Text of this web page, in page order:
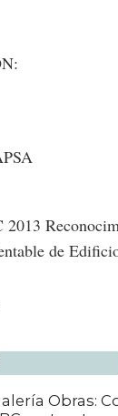
de
Obras: